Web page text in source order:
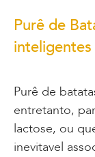
Purê de
inteligentes
Purê de
entretanto,
lactose, ou
inevitavel